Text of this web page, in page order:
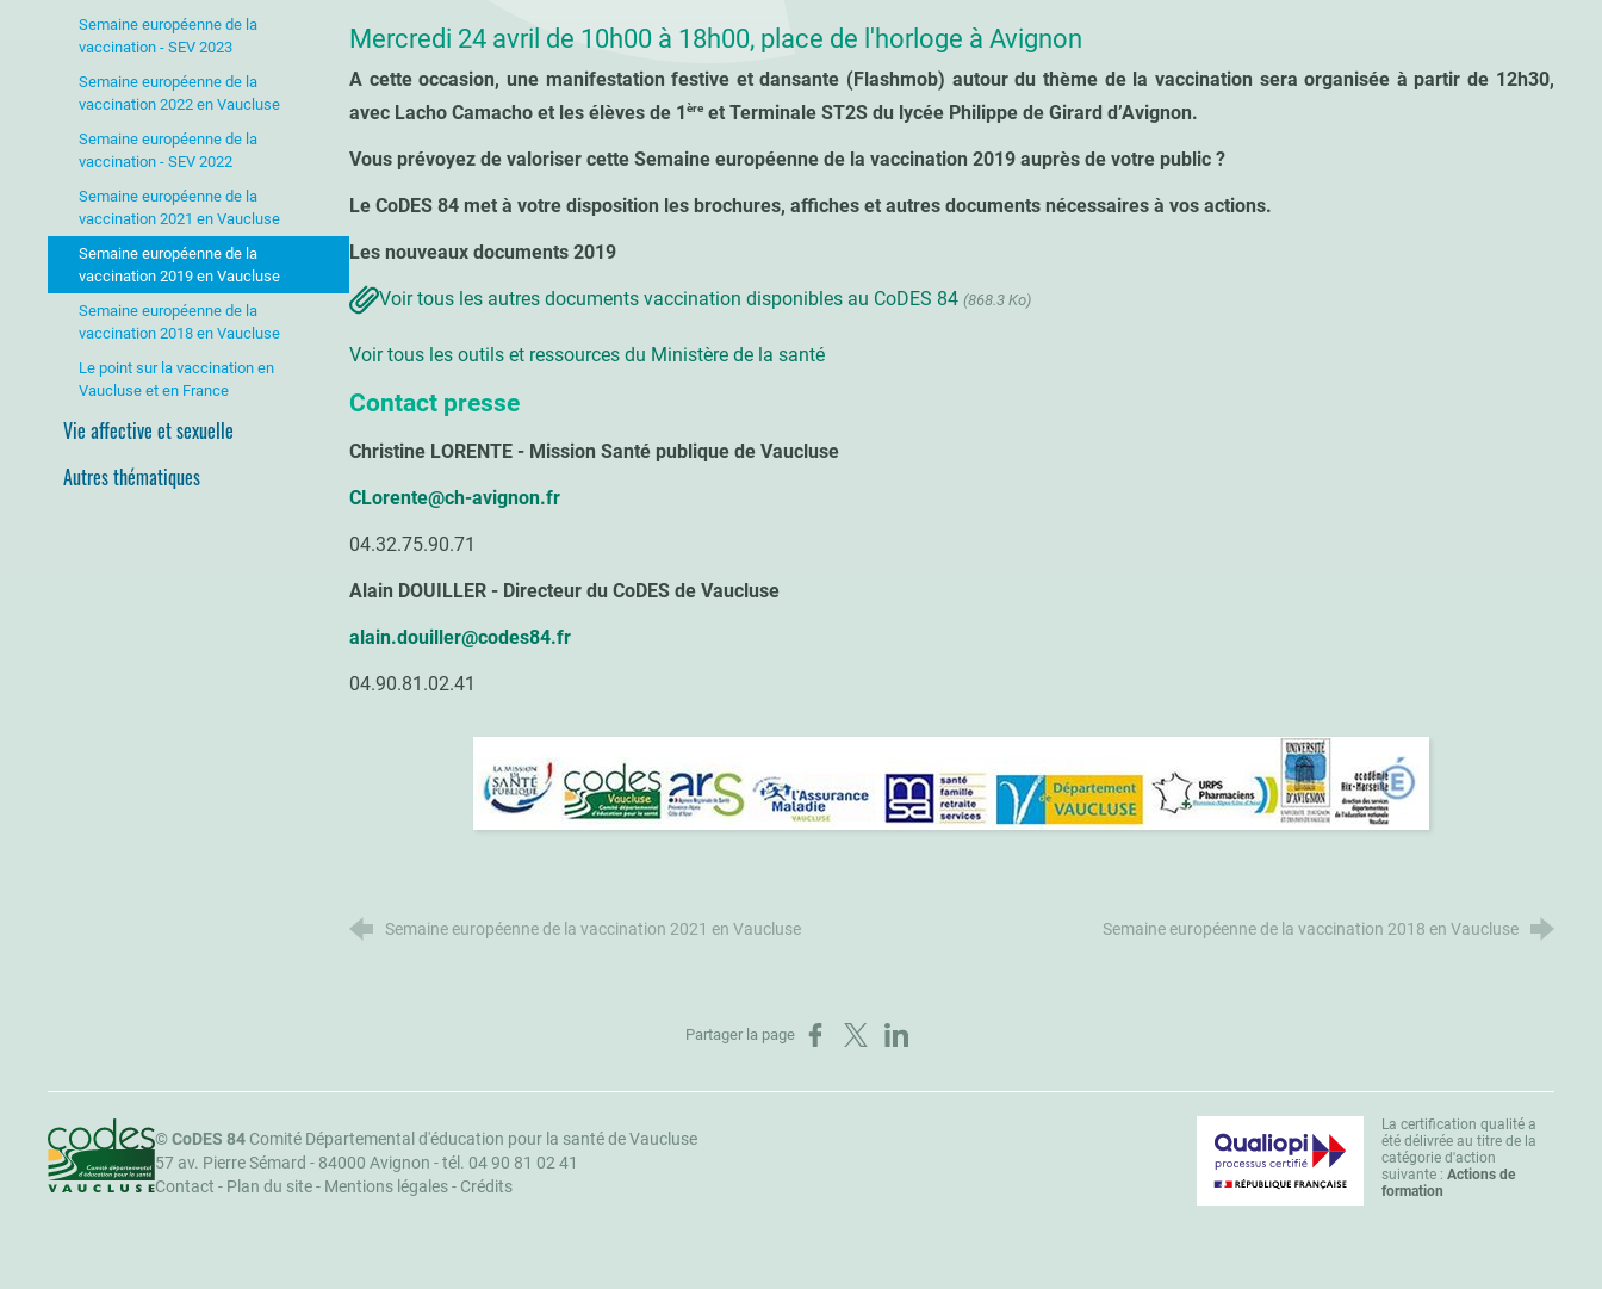
Semaine européenne de la
vaccination - SEV 2023
Semaine européenne de la
vaccination 2022 en Vaucluse
Semaine européenne de la
vaccination - SEV 2022
Semaine européenne de la
vaccination 2021 en Vaucluse
Semaine européenne de la
vaccination 2019 en Vaucluse
Semaine européenne de la
vaccination 2018 en Vaucluse
Le point sur la vaccination en
Vaucluse et en France
Vie affective et sexuelle
Autres thématiques
Mercredi 24 avril de 10h00 à 18h00, place de l'horloge à Avignon
A cette occasion, une manifestation festive et dansante (Flashmob) autour du thème de la vaccination sera organisée à partir de 12h30,
avec Lacho Camacho et les élèves de 1 èreet Terminale ST2S du lycée Philippe de Girard d’Avignon.
Vous prévoyez de valoriser cette Semaine européenne de la vaccination 2019 auprès de votre public ?
Le CoDES 84 met à votre disposition les brochures, affiches et autres documents nécessaires à vos actions.
Les nouveaux documents 2019
Voir tous les autres documents vaccination disponibles au CoDES 84 (868.3 Ko)
Voir tous les outils et ressources du Ministère de la santé
Contact presse
Christine LORENTE - Mission Santé publique de Vaucluse
CLorente@ch-avignon.fr
04.32.75.90.71
Alain DOUILLER - Directeur du CoDES de Vaucluse
alain.douiller@codes84.fr
04.90.81.02.41
Semaine européenne de la vaccination 2021 en Vaucluse Semaine européenne de la vaccination 2018 en Vaucluse
Partager la page Partager sur Facebook
Partager sur XPartager sur LinkedIn
CoDES 84
©CoDES 84 Comité Départemental d'éducation pour la santé de Vaucluse
57 av. Pierre Sémard - 84000 Avignon -tél. 04 90 81 02 41
Contact - Plan du site- Mentions légales- Crédits
La certification qualité a
été délivrée au titre de la
catégorie d'action
suivante : Actions de
formation